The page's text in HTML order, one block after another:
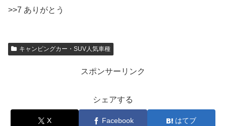
>>7 ありがとう
キャンピングカー・SUV人気車種
スポンサーリンク
シェアする
X Facebook はてブ